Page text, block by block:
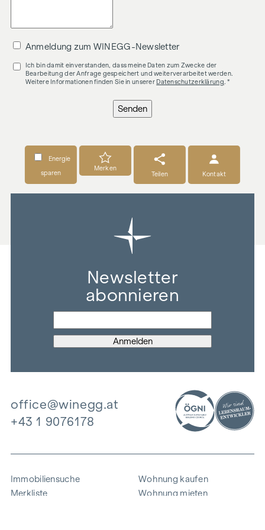
Anmeldung zum WINEGG-Newsletter
Ich bin damit einverstanden, dass meine Daten zum Zwecke der
Bearbeitung der Anfrage gespeichert und weiterverarbeitet werden.
Weitere Informationen finden Sie in unserer Datenschutzerklärung . *
Senden
Energie
sparen
Merken
Teilen
Kontakt
Newsletter
abonnieren
office@winegg.at
+43 1 9076178
Immobiliensuche
Merkliste
Wohnung kaufen
Wohnung mieten